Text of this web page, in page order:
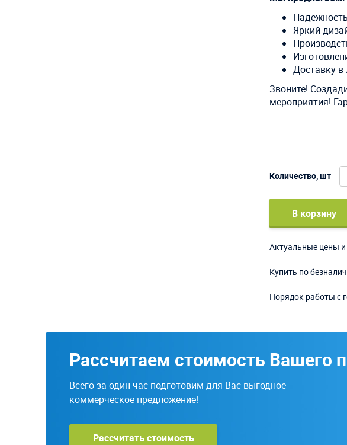
Яркий
Доставку
Звоните!
мероприятия!
Количество, шт
В корзину
Актуальные цены и
Купить по
Порядок работы с
Рассчитаем стоимость Вашего
Всего за один час подготовим для Вас выгодное
коммерческое предложение!
Рассчитать стоимость